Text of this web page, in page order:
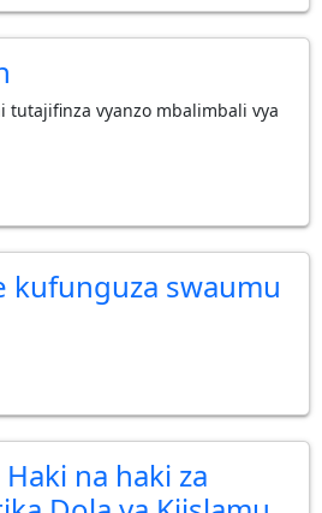
tutajifinza vyanzo mbalimbali vya
kufunguza swaumu
na haki za